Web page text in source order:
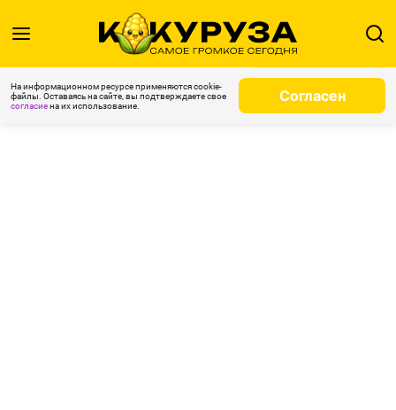
На информационном ресурсе применяются cookie-
файлы. Оставаясь на сайте, вы подтверждаете свое
согласиена их использование.
Согласен